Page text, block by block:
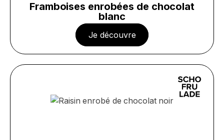
Framboises enrobées de chocolat
blanc
Je découvre